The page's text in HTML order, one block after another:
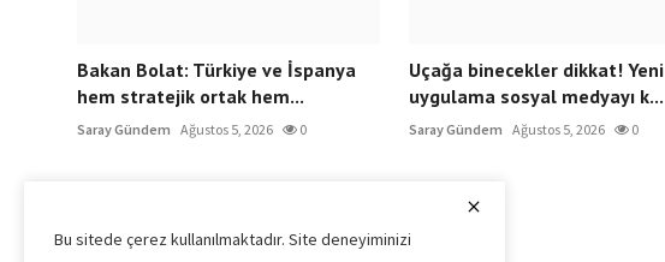
Bakan Bolat: Türkiye ve İspanya
hem stratejik ortak hem...
Saray Gündem Ağustos 5, 2026 0
Uçağa binecekler dikkat! Yeni
uygulama sosyal medyayı k...
Saray Gündem Ağustos 5, 2026 0
Bu sitede çerez kullanılmaktadır. Site deneyiminizi